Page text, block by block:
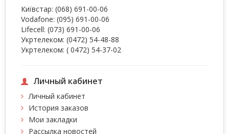
Київстар: (068) 691-00-06
Vodafone: (095) 691-00-06
Lifecell: (073) 691-00-06
Укртелеком: (0472) 54-48-88
Укртелеком: ( 0472) 54-37-02
Личный кабинет
Личный кабинет
История заказов
Мои закладки
Рассылка новостей